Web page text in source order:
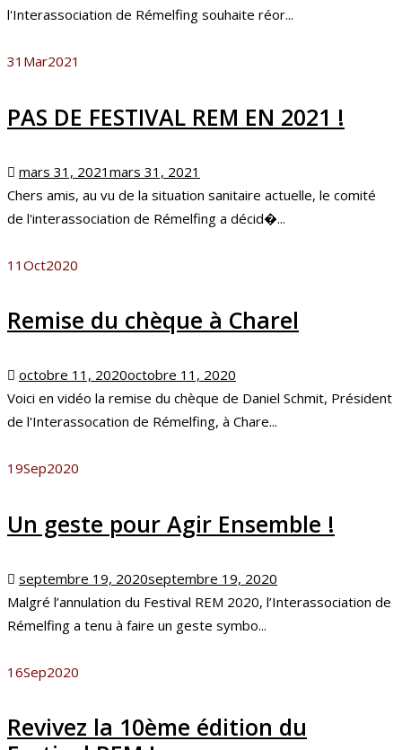
l'Interassociation de Rémelfing souhaite réor...
31 Mar2021
PAS DE FESTIVAL REM EN 2021 !
Posted
on
mars 31, 2021 mars 31, 2021
Chers amis, au vu de la situation sanitaire actuelle, le comité
de l'interassociation de Rémelfing a décid�...
11 Oct2020
Remise du chèque à Charel
Posted
on
octobre 11, 2020octobre 11, 2020
Voici en vidéo la remise du chèque de Daniel Schmit, Président
de l'Interassocation de Rémelfing, à Chare...
19Sep2020
Un geste pour Agir Ensemble !
Posted
on
septembre 19, 2020septembre 19, 2020
Malgré l’annulation du Festival REM 2020, l’Interassociation de
Rémelfing a tenu à faire un geste symbo...
16Sep2020
Revivez la 10ème édition du